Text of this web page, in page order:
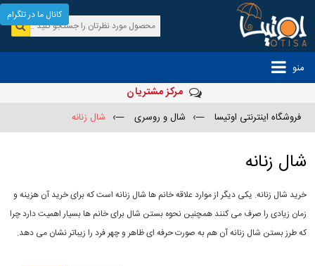
منو
مرکز مشتریان
فروشگاه اینترنتی اوتیسا —› شال و روسری —› شال زنانه
شال زنانه
خرید شال زنانه. یکی دیگر از موارد علاقه خانم ها شال زنانه است که برای خرید آن هزینه و
زمان زیادی را صرف می کنند همچنین نحوه بستن شال برای خانم ها بسیار اهمیت دارد چرا
که طرز بستن شال زنانه آن هم به صورت حرفه ای ظاهر و چهر فرد را زیباتر نشان می دهد.
کانال ما در تلگرام